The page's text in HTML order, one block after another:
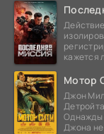
кажется
Мотор
Джон
Однажды
Джона не